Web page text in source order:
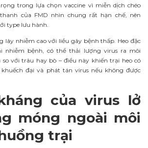
trong lựa chọn vaccine vì miễn dịch chéo
của FMD nhìn chung rất hạn chế, nên
type lưu hành.
lây nhiễm cao với liều gây bệnh thấp. Heo đặc
nhiễm bệnh, có thể thải lượng virus ra môi
với trâu hay bò – điều này khiến trại heo có
đại và phát tán virus nếu không được
của virus lở
móng ngoài môi
trại